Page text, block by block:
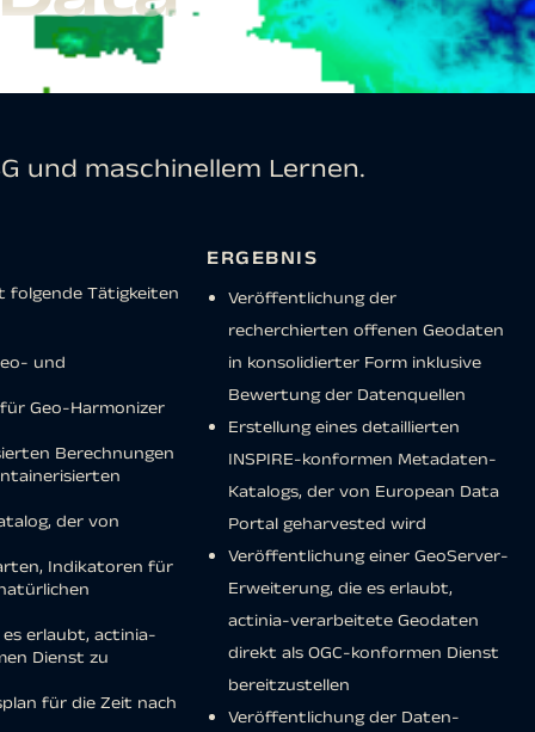
und maschinellem Lernen.
folgende Tätigkeiten
und
Geo-Harmonizer
Berechnungen
der von
Indikatoren für
erlaubt, actinia-
Dienst zu
für die Zeit nach
ERGEBNIS
Veröffentlichung der
recherchierten offenen Geodaten
in konsolidierter Form inklusive
Bewertung der Datenquellen
Erstellung eines detaillierten
INSPIRE-konformen Metadaten-
Katalogs, der von European Data
Portal geharvested wird
Veröffentlichung einer GeoServer-
Erweiterung, die es erlaubt,
actinia-verarbeitete Geodaten
direkt als OGC-konformen Dienst
bereitzustellen
Veröffentlichung der Daten-